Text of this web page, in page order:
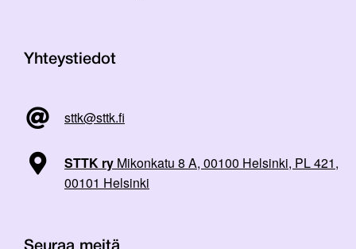
Yhteystiedot
sttk@sttk.fi
STTK ry Mikonkatu 8 A, 00100 Helsinki, PL 421,
00101 Helsinki